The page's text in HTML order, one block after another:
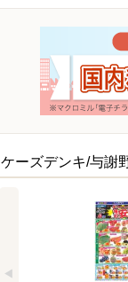
ケーズデンキ/与謝